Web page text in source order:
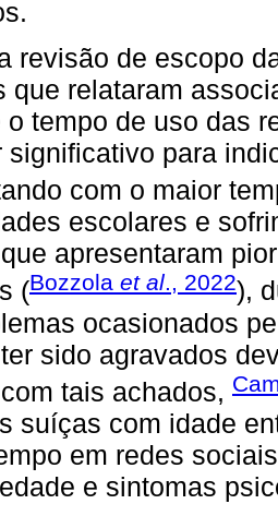
revisão de escopo
que relataram
o tempo de uso das
significativo para
com o maior
escolares e
apresentaram
(Bozzola et al., 2022),
ocasionados
sido agravados
tais achados,
suíças com idade
em redes
e sintomas